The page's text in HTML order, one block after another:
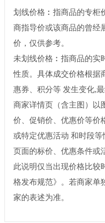
划线价格︰指商品的专柜
商指导价或该商品的曾经
价，仅供参考。
未划线价格︰指商品的实
性质。具体成交价格根据
惠券、积分等 发生变化,
商家详情页（含主图）以
价、促销价、优惠价等价
或特定优惠活动 和时段
页面的标价、优惠条件或
此说明仅当出现价格比较
格发布规范》。若商家单
家的表述为准。